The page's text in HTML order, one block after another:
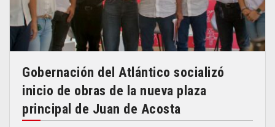
Gobernación del Atlántico socializó
inicio de obras de la nueva plaza
principal de Juan de Acosta